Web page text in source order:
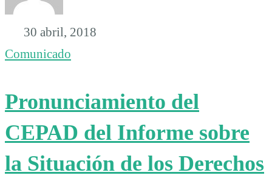
30 abril, 2018
Comunicado
Pronunciamiento del
CEPAD del Informe sobre
la Situación de los Derechos